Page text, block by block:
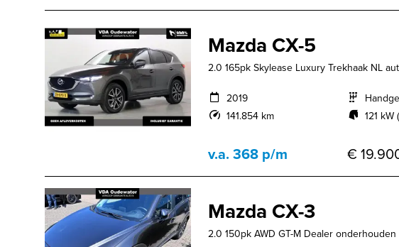
Mazda CX-5
2.0 165pk Skylease Luxury Trekhaak NL
2019
141.854 km
121 kW
v.a. 368 p/m €
Mazda CX-3
2.0 150pk AWD GT-M Dealer onderhouden